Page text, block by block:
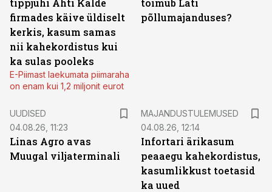
tippjuhi Ahti Kalde
firmades käive üldiselt
kerkis, kasum samas
nii kahekordistus kui
ka sulas pooleks
E-Piimast laekumata piimaraha
on enam kui 1,2 miljonit eurot
toimub Läti
põllumajanduses?
UUDISED
04.08.26, 11:23
Linas Agro avas
Muugal viljaterminali
MAJANDUSTULEMUSED
04.08.26, 12:14
Infortari ärikasum
peaaegu kahekordistus,
kasumlikkust toetasid
ka uued